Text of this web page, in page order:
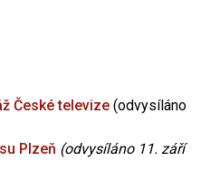
České televize (odvysíláno
Plzeň (odvysíláno 11. září